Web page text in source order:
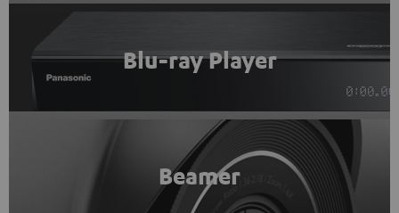
Blu-ray Player
Beamer